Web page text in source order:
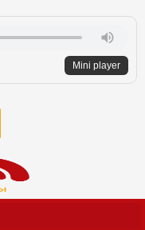
Mini player